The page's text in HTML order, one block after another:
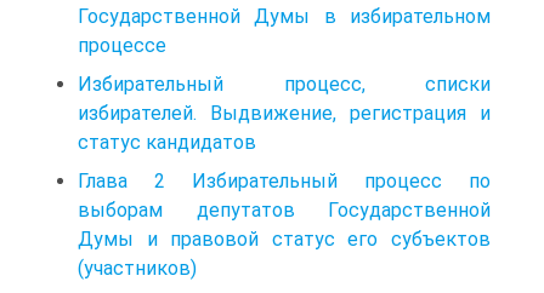
Государственной Думы в избирательном
процессе
Избирательный процесс, списки
избирателей. Выдвижение, регистрация и
статус кандидатов
Глава 2 Избирательный процесс по
выборам депутатов Государственной
Думы и правовой статус его субъектов
(участников)